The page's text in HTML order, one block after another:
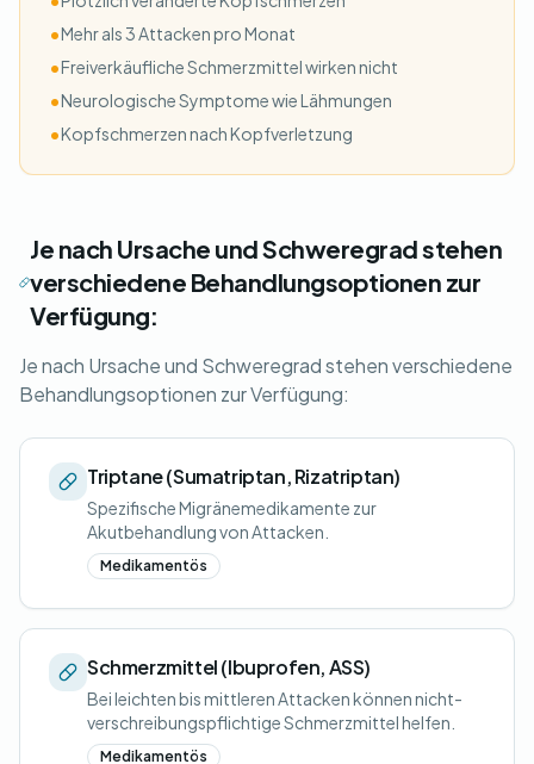
•Mehr als 3 Attacken pro Monat
•Freiverkäufliche Schmerzmittel wirken nicht
•Neurologische Symptome wie Lähmungen
•Kopfschmerzen nach Kopfverletzung
Je nach Ursache und Schweregrad stehen
verschiedene Behandlungsoptionen zur
Verfügung:
Je nach Ursache und Schweregrad stehen verschiedene
Behandlungsoptionen zur Verfügung:
Triptane (Sumatriptan, Rizatriptan)
Spezifische Migränemedikamente zur
Akutbehandlung von Attacken.
Medikamentös
Schmerzmittel (Ibuprofen, ASS)
Bei leichten bis mittleren Attacken können nicht-
verschreibungspflichtige Schmerzmittel helfen.
Medikamentös